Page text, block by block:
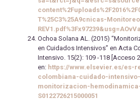
T%25C3%25A9cnicas-
Ochoa Solana AL. (2015)
en Cuidados Intensivos” en Acta
Intensivo. 15(2): 109 -118 [Acceso
en: https://www.elsevier.es/es-
colombiana-cuidado-
monitorizacion-
S0122726215000051